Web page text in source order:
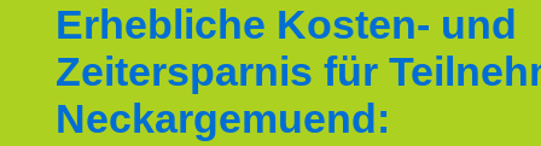
Erhebliche Kosten- und
Zeitersparnis für
Neckargemuend: